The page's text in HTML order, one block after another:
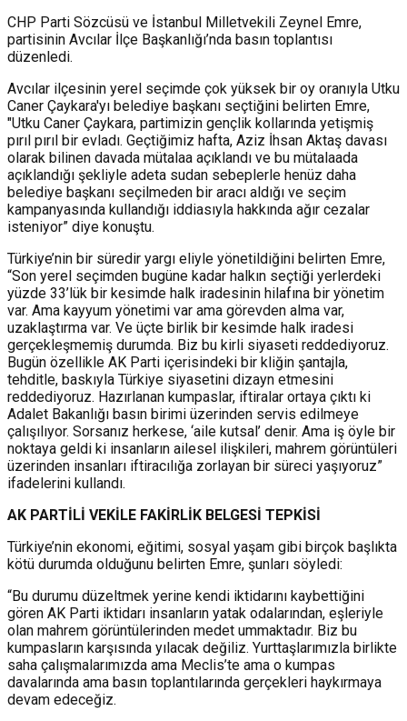
CHP Parti Sözcüsü ve İstanbul Milletvekili Zeynel Emre,
partisinin Avcılar İlçe Başkanlığı’nda basın toplantısı
düzenledi.
Avcılar ilçesinin yerel seçimde çok yüksek bir oy oranıyla Utku
Caner Çaykara'yı belediye başkanı seçtiğini belirten Emre,
"Utku Caner Çaykara, partimizin gençlik kollarında yetişmiş
pırıl pırıl bir evladı. Geçtiğimiz hafta, Aziz İhsan Aktaş davası
olarak bilinen davada mütalaa açıklandı ve bu mütalaada
açıklandığı şekliyle adeta sudan sebeplerle henüz daha
belediye başkanı seçilmeden bir aracı aldığı ve seçim
kampanyasında kullandığı iddiasıyla hakkında ağır cezalar
isteniyor” diye konuştu.
Türkiye’nin bir süredir yargı eliyle yönetildiğini belirten Emre,
“Son yerel seçimden bugüne kadar halkın seçtiği yerlerdeki
yüzde 33’lük bir kesimde halk iradesinin hilafına bir yönetim
var. Ama kayyum yönetimi var ama görevden alma var,
uzaklaştırma var. Ve üçte birlik bir kesimde halk iradesi
gerçekleşmemiş durumda. Biz bu kirli siyaseti reddediyoruz.
Bugün özellikle AK Parti içerisindeki bir kliğin şantajla,
tehditle, baskıyla Türkiye siyasetini dizayn etmesini
reddediyoruz. Hazırlanan kumpaslar, iftiralar ortaya çıktı ki
Adalet Bakanlığı basın birimi üzerinden servis edilmeye
çalışılıyor. Sorsanız herkese, ‘aile kutsal’ denir. Ama iş öyle bir
noktaya geldi ki insanların ailesel ilişkileri, mahrem görüntüleri
üzerinden insanları iftiracılığa zorlayan bir süreci yaşıyoruz”
ifadelerini kullandı.
AK PARTİLİ VEKİLE FAKİRLİK BELGESİ TEPKİSİ
Türkiye’nin ekonomi, eğitimi, sosyal yaşam gibi birçok başlıkta
kötü durumda olduğunu belirten Emre, şunları söyledi:
“Bu durumu düzeltmek yerine kendi iktidarını kaybettiğini
gören AK Parti iktidarı insanların yatak odalarından, eşleriyle
olan mahrem görüntülerinden medet ummaktadır. Biz bu
kumpasların karşısında yılacak değiliz. Yurttaşlarımızla birlikte
saha çalışmalarımızda ama Meclis’te ama o kumpas
davalarında ama basın toplantılarında gerçekleri haykırmaya
devam edeceğiz.